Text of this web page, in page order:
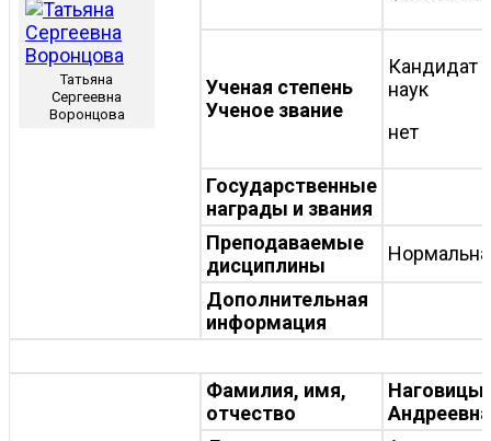
Татьяна
Сергеевна
Воронцова
Ученая степень
Ученое звание
Кандидат
наук
нет
Государственные
награды и звания
Преподаваемые
дисциплины
Дополнительная
информация
Фамилия, имя,
отчество
Андреевна